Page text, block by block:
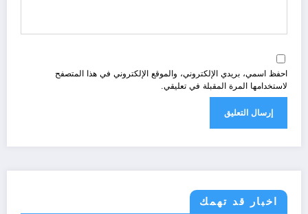
احفظ اسمي، بريدي الإلكتروني، والموقع الإلكتروني في هذا المتصفح
لاستخدامها المرة المقبلة في تعليقي.
اخبار قد تهمك